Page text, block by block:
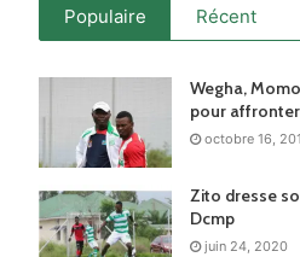
Populaire Récent
Wegha,
pour
octobre 16,
Zito dresse
Dcmp
juin 24, 2020